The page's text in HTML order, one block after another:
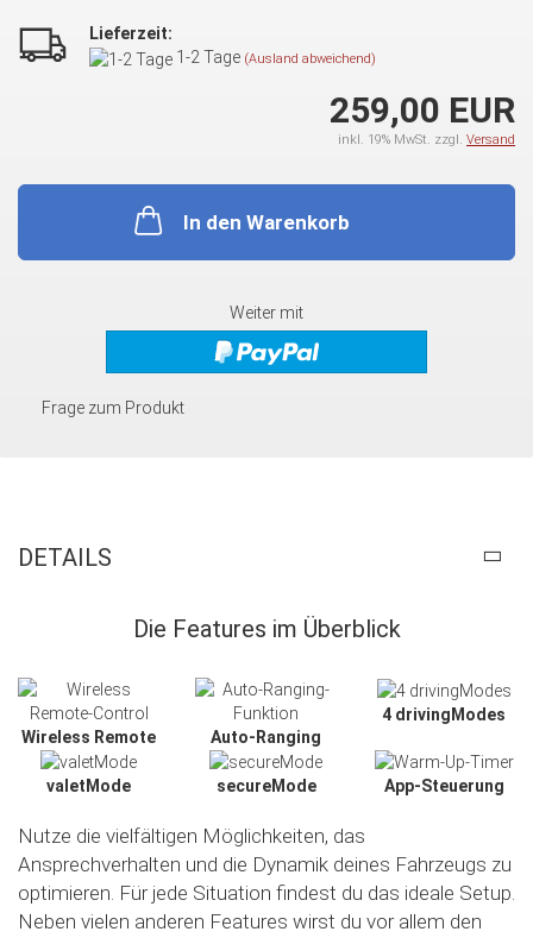
Lieferzeit:
1-2 Tage (Ausland abweichend)
259,00 EUR
inkl. 19% MwSt. zzgl. Versand
In den Warenkorb
Weiter mit
Frage zum Produkt
DETAILS
Die Features im Überblick
Wireless Remote Auto-Ranging
4 drivingModes
valetMode secureMode App-Steuerung
Nutze die vielfältigen Möglichkeiten, das
Ansprechverhalten und die Dynamik deines Fahrzeugs zu
optimieren. Für jede Situation findest du das ideale Setup.
Neben vielen anderen Features wirst du vor allem den